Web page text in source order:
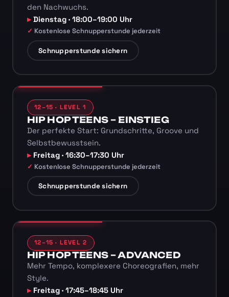
den Nachwuchs.
Dienstag · 18:00–19:00 Uhr
Kostenlose Schnupperstunde jederzeit
Schnupperstunde sichern
12–15 · LEVEL 1
HIP HOP TEENS – EINSTIEG
Der perfekte Start: Grundschritte, Groove und
Selbstbewusstsein.
Freitag · 16:30–17:30 Uhr
Kostenlose Schnupperstunde jederzeit
Schnupperstunde sichern
12–15 · LEVEL 2
HIP HOP TEENS – ADVANCED
Mehr Tempo, komplexere Choreografien, mehr
Style.
Freitag · 17:45–18:45 Uhr